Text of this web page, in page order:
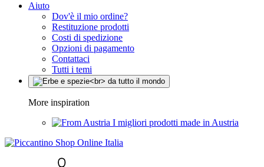
Aiuto
Dov'è il mio ordine?
Restituzione prodotti
Costi di spedizione
Opzioni di pagamento
Contattaci
Tutti i temi
More inspiration
I migliori prodotti made in Austria